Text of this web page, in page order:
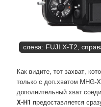
слева: FUJI X-T2,
Как видите, тот захват,
только с доп.хватом MHG-
дополнительный хват
X-H1 предоставляется